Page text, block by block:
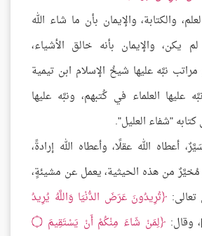
والكتابة، والإيمان بأن ما شاء الله
يكن، والإيمان بأنه خالق الأشياء،
نبَّه عليها شيخُ الإسلام ابن تيمية
عليها العلماء في كُتبهم، ونبَّه عليها
كتابه "شفاء العليل".
أعطاه الله عقلًا، وأعطاه الله إرادةً،
مُخيَّرٌ من هذه الحيثية، يعمل عن مشيئةٍ،
تُرِيدُونَ عَرَضَ الدُّنْيَا وَاللَّهُ يُرِيدُ
لِمَنْ شَاءَ مِنْكُمْ أَنْ يَسْتَقِيمَ ۝